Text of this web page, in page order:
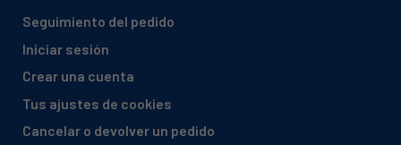
NODOR, 7991 DALI BK-WH / C
NODOR, 7993 DALI BK-WH / C
Seguimiento del pedido
Iniciar sesión
Crear una cuenta
Tus ajustes de cookies
Cancelar o devolver un pedido